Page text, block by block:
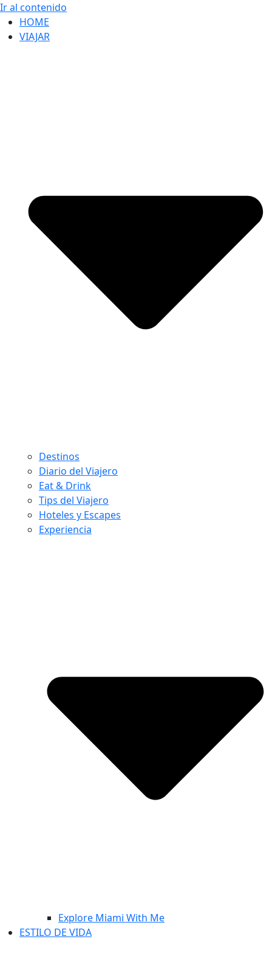
Ir al contenido
HOME
VIAJAR
Destinos
Diario del Viajero
Eat & Drink
Tips del Viajero
Hoteles y Escapes
Experiencia
Explore Miami With Me
ESTILO DE VIDA